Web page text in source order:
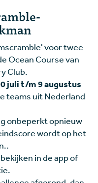
voor twee
Ocean Course van
Club.
juli t/m 9 augustus
teams uit Nederland
onbeperkt opnieuw
wordt op het
in de app of